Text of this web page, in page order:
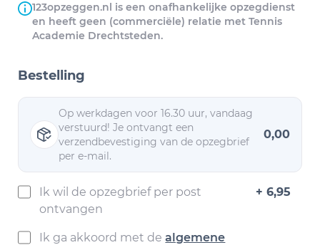
123opzeggen.nl is een onafhankelijke opzegdienst
en heeft geen (commerciële) relatie met Tennis
Academie Drechtsteden.
Bestelling
Op werkdagen voor 16.30 uur, vandaag
verstuurd! Je ontvangt een
verzendbevestiging van de opzegbrief
per e-mail.
0,00
Ik wil de opzegbrief per post
ontvangen
+ 6,95
Ik ga akkoord met dealgemene